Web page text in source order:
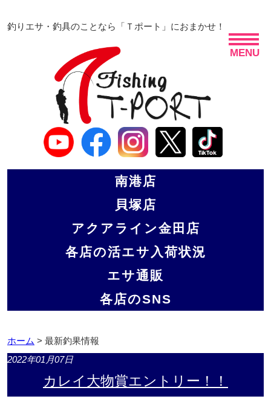
MENU
釣りエサ・釣具のことなら「Ｔポート」におまかせ！
南港店
貝塚店
アクアライン金田店
各店の活エサ入荷状況
エサ通販
各店のSNS
ホーム > 最新釣果情報
2022年01月07日
カレイ大物賞エントリー！！